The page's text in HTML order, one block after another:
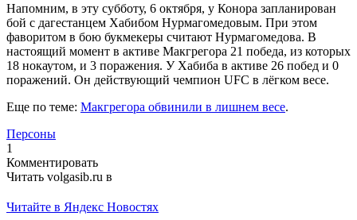
Напомним, в эту субботу, 6 октября, у Конора запланирован
бой с дагестанцем Хабибом Нурмагомедовым. При этом
фаворитом в бою букмекеры считают Нурмагомедова. В
настоящий момент в активе Макгрегора 21 победа, из которых
18 нокаутом, и 3 поражения. У Хабиба в активе 26 побед и 0
поражений. Он действующий чемпион UFC в лёгком весе.
Еще по теме: Макгрегора обвинили в лишнем весе.
Персоны
1
Комментировать
Читать volgasib.ru в
Читайте в Яндекс Новостях